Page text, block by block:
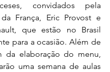
convidados pela
França, Eric Provost e
que estão no Brasil
para a ocasião. Além de
da elaboração do menu,
uma semana de aulas